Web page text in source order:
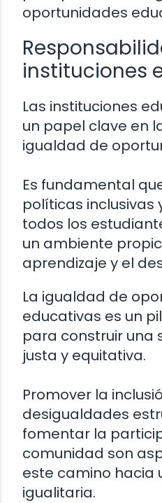
oportunidades
instituciones
Las instituciones
un papel clave en
igualdad de
Es fundamental
políticas inclusivas
todos los
un ambiente
aprendizaje y el
La igualdad de
educativas es un
para construir una
justa y equitativa.
Promover la
desigualdades
fomentar la
comunidad son
este camino hacia
igualitaria.